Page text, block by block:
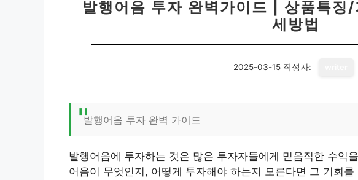
발행어음 투자 완벽가이드 | 상품특징
세방법
2025-03-15 작성자:
발행어음 투자 완벽 가이드
발행어음에 투자하는 것은 많은 투자자들에게 믿음직한 수익
어음이 무엇인지, 어떻게 투자해야 하는지 모른다면 그 기회